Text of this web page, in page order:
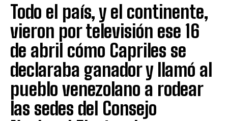
Todo el país, y el continente,
vieron por televisión ese 16
de abril cómo Capriles se
declaraba ganador y llamó al
pueblo venezolano a rodear
las sedes del Consejo